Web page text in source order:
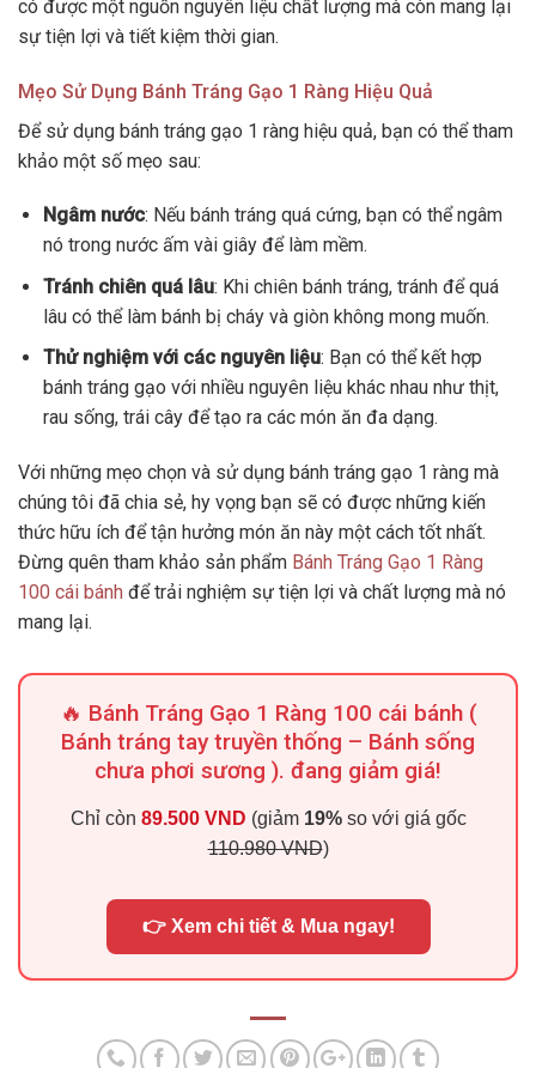
có được một nguồn nguyên liệu chất lượng mà còn mang lại
sự tiện lợi và tiết kiệm thời gian.
Mẹo Sử Dụng Bánh Tráng Gạo 1 Ràng Hiệu Quả
Để sử dụng bánh tráng gạo 1 ràng hiệu quả, bạn có thể tham
khảo một số mẹo sau:
Ngâm nước: Nếu bánh tráng quá cứng, bạn có thể ngâm
nó trong nước ấm vài giây để làm mềm.
Tránh chiên quá lâu: Khi chiên bánh tráng, tránh để quá
lâu có thể làm bánh bị cháy và giòn không mong muốn.
Thử nghiệm với các nguyên liệu: Bạn có thể kết hợp
bánh tráng gạo với nhiều nguyên liệu khác nhau như thịt,
rau sống, trái cây để tạo ra các món ăn đa dạng.
Với những mẹo chọn và sử dụng bánh tráng gạo 1 ràng mà
chúng tôi đã chia sẻ, hy vọng bạn sẽ có được những kiến
thức hữu ích để tận hưởng món ăn này một cách tốt nhất.
Đừng quên tham khảo sản phẩm Bánh Tráng Gạo 1 Ràng
100 cái bánh để trải nghiệm sự tiện lợi và chất lượng mà nó
mang lại.
🔥 Bánh Tráng Gạo 1 Ràng 100 cái bánh (
Bánh tráng tay truyền thống – Bánh sống
chưa phơi sương ). đang giảm giá!
Chỉ còn 89.500 VND (giảm 19%so với giá gốc
110.980 VND)
👉 Xem chi tiết & Mua ngay!